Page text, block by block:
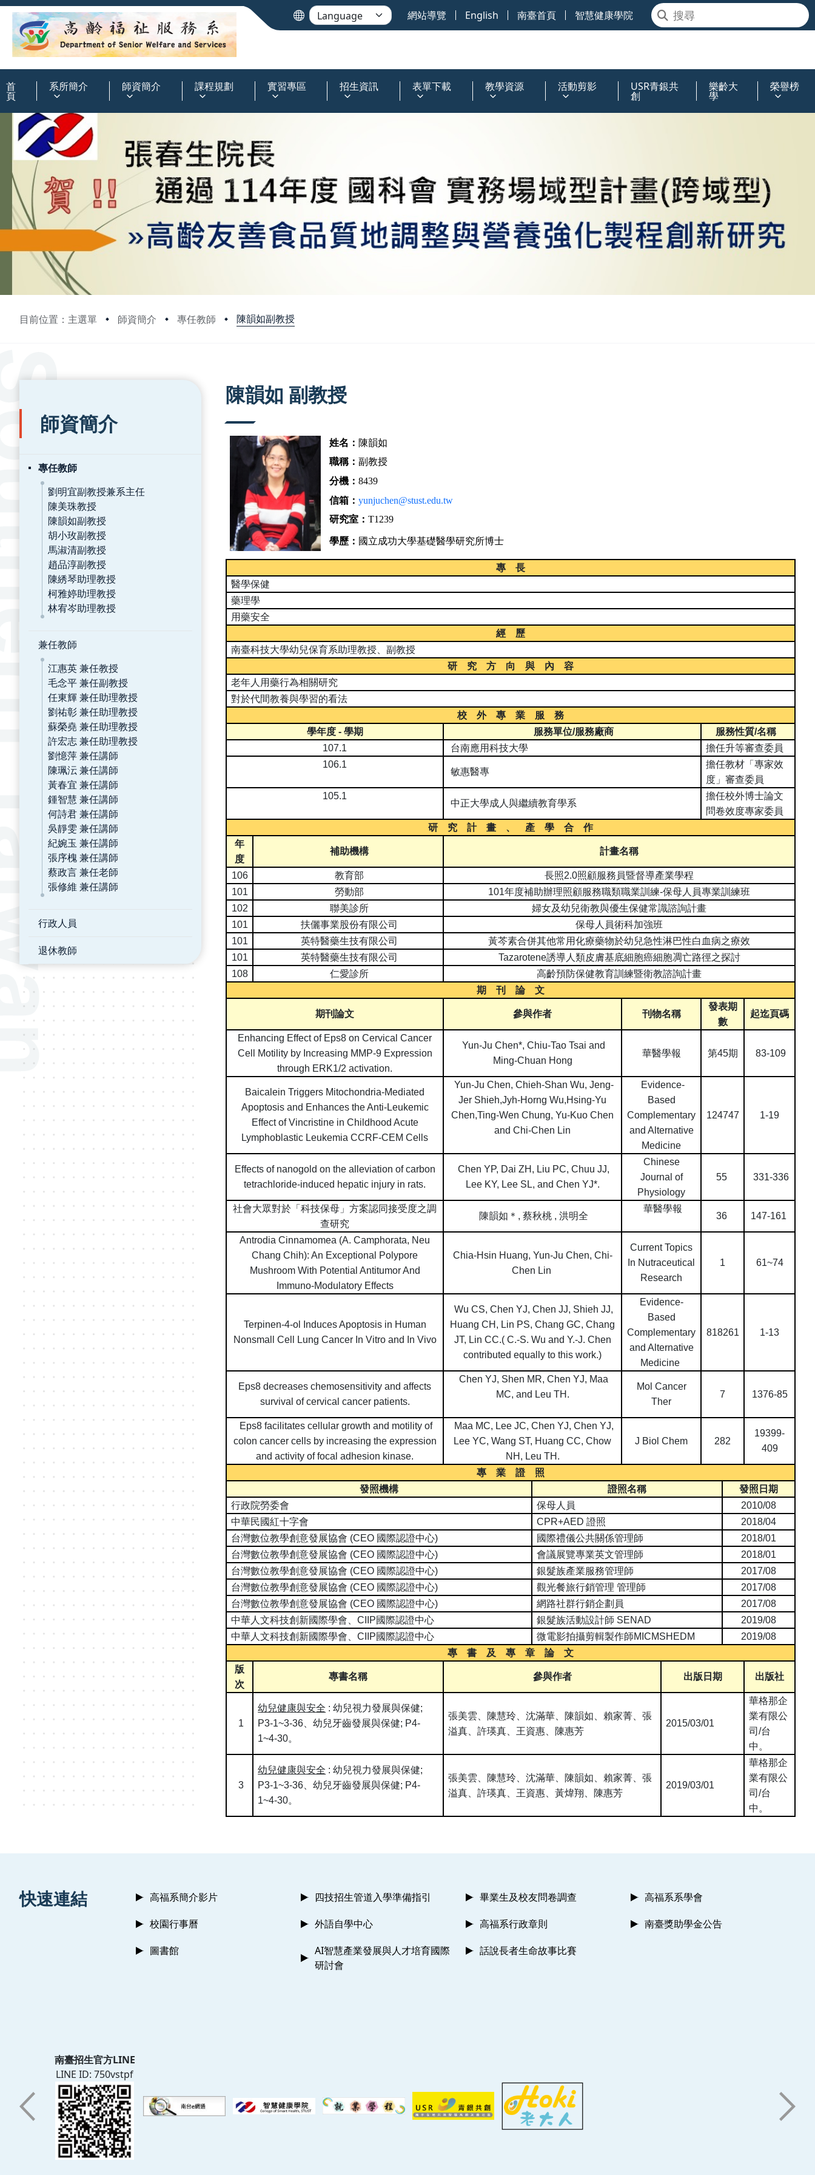
網站導覽 English 南臺首頁 智慧健康學院
首
頁
系所簡介 師資簡介 課程規劃 實習專區 招生資訊 表單下載 教學資源 活動剪影 USR青銀共
創
樂齡大
學
榮譽榜
目前位置：主選單 師資簡介 專任教師 陳韻如副教授
:::
師資簡介
專任教師
劉明宜副教授兼系主任
陳美珠教授
陳韻如副教授
胡小玫副教授
馬淑清副教授
趙品淳副教授
陳綉琴助理教授
柯雅婷助理教授
林宥岑助理教授
兼任教師
江惠英 兼任教授
毛念平 兼任副教授
任東輝 兼任助理教授
劉祐彰 兼任助理教授
蘇榮堯 兼任助理教授
許宏志 兼任助理教授
劉憶萍 兼任講師
陳珮沄 兼任講師
黃春宜 兼任講師
鍾智慧 兼任講師
何詩君 兼任講師
吳靜雯 兼任講師
紀婉玉 兼任講師
張序槐 兼任講師
蔡政言 兼任老師
張修維 兼任講師
行政人員
退休教師
陳韻如 副教授
姓名： 陳韻如
職稱：副教授
分機：8439
信箱：yunjuchen@stust.edu.tw
研究室：T1239
學歷： 國立成功大學基礎醫學研究所博士
專 長
醫學保健
藥理學
用藥安全
經 歷
南臺科技大學幼兒保育系助理教授、副教授
研 究 方 向 與 內 容
老年人用藥行為相關研究
對於代間教養與學習的看法
校 外 專 業 服 務
學年度- 學期 服務單位/服務廠商 服務性質/名稱
107.1
台南應用科技大學
擔任升等審查委員
106.1
敏惠醫專
擔任教材「專家效
度」審查委員
105.1
中正大學成人與繼續教育學系
擔任校外博士論文
問卷效度專家委員
研 究 計 畫 、 產 學 合 作
年
度
補助機構 計畫名稱
106 教育部 長照2.0照顧服務員暨督導產業學程
101
勞動部 101年度補助辦理照顧服務職類職業訓練-保母人員專業訓練班
102
聯美診所
婦女及幼兒衛教與優生保健常識諮詢計畫
101
扶儷事業股份有限公司
保母人員術科加強班
101
英特醫藥生技有限公司
黃芩素合併其他常用化療藥物於幼兒急性淋巴性白血病之療效
101
英特醫藥生技有限公司 Tazarotene誘導人類皮膚基底細胞癌細胞凋亡路徑之探討
108
仁愛診所
高齡預防保健教育訓練暨衛教諮詢計畫
期 刊 論 文
期刊論文 參與作者 刊物名稱
發表期
數
起迄頁碼
Enhancing Effect of Eps8 on Cervical Cancer
Cell Motility by Increasing MMP-9 Expression
through ERK1/2 activation.
Yun-Ju Chen*, Chiu-Tao Tsai and
Ming-Chuan Hong
華醫學報 第45期 83-109
Baicalein Triggers Mitochondria-Mediated
Apoptosis and Enhances the Anti-Leukemic
Effect of Vincristine in Childhood Acute
Lymphoblastic Leukemia CCRF-CEM Cells
Yun-Ju Chen, Chieh-Shan Wu, Jeng-
Jer Shieh,Jyh-Horng Wu,Hsing-Yu
Chen,Ting-Wen Chung, Yu-Kuo Chen
and Chi-Chen Lin
Evidence-
Based
Complementary
and Alternative
Medicine
124747 1-19
Effects of nanogold on the alleviation of carbon
tetrachloride-induced hepatic injury in rats.
Chen YP, Dai ZH, Liu PC, Chuu JJ,
Lee KY, Lee SL, and Chen YJ*.
Chinese
Journal of
Physiology
55 331-336
社會大眾對於「科技保母」方案認同接受度之調
查研究
陳韻如＊ , 蔡秋桃 , 洪明全
華醫學報
36 147-161
Antrodia Cinnamomea (A. Camphorata, Neu
Chang Chih): An Exceptional Polypore
Mushroom With Potential Antitumor And
Immuno-Modulatory Effects
Chia-Hsin Huang, Yun-Ju Chen, Chi-
Chen Lin
Current Topics
In Nutraceutical
Research
1 61~74
Terpinen-4-ol Induces Apoptosis in Human
Nonsmall Cell Lung Cancer In Vitro and In Vivo
Wu CS, Chen YJ, Chen JJ, Shieh JJ,
Huang CH, Lin PS, Chang GC, Chang
JT, Lin CC.( C.-S. Wu and Y.-J. Chen
contributed equally to this work.)
Evidence-
Based
Complementary
and Alternative
Medicine
818261 1-13
Eps8 decreases chemosensitivity and affects
survival of cervical cancer patients.
Chen YJ, Shen MR, Chen YJ, Maa
MC, and Leu TH.
Mol Cancer
Ther
7 1376-85
Eps8 facilitates cellular growth and motility of
colon cancer cells by increasing the expression
and activity of focal adhesion kinase.
Maa MC, Lee JC, Chen YJ, Chen YJ,
Lee YC, Wang ST, Huang CC, Chow
NH, Leu TH.
J Biol Chem 282
19399-
409
專 業 證 照
發照機構
證照名稱
發照日期
行政院勞委會
保母人員
2010/08
中華民國紅十字會
CPR+AED證照
2018/04
台灣數位教學創意發展協會 (CEO 國際認證中心) 國際禮儀公共關係管理師
2018/01
台灣數位教學創意發展協會 (CEO 國際認證中心) 會議展覽專業英文管理師
2018/01
台灣數位教學創意發展協會 (CEO 國際認證中心) 銀髮族產業服務管理師
2017/08
台灣數位教學創意發展協會 (CEO 國際認證中心) 觀光餐旅行銷管理 管理師
2017/08
台灣數位教學創意發展協會 (CEO 國際認證中心) 網路社群行銷企劃員
2017/08
中華人文科技創新國際學會、CIIP國際認證中心 銀髮族活動設計師 SENAD
2019/08
中華人文科技創新國際學會、CIIP國際認證中心 微電影拍攝剪輯製作師MICMSHEDM
2019/08
專 書 及 專 章 論 文
版
次
專書名稱 參與作者 出版日期 出版社
1
幼兒健康與安全 :幼兒視力發展與保健;
P3-1~3-36 、幼兒牙齒發展與保健; P4-
1~4-30。
張美雲、陳慧玲、沈滿華、陳韻如、賴家菁、張
溢真、許瑛真、王資惠、陳惠芳
2015/03/01
華格那企
業有限公
司/台
中。
3
幼兒健康與安全 :幼兒視力發展與保健;
P3-1~3-36 、幼兒牙齒發展與保健; P4-
1~4-30。
張美雲、陳慧玲、沈滿華、陳韻如、賴家菁、張
溢真、許瑛真、王資惠、黃煒翔、陳惠芳
2019/03/01
華格那企
業有限公
司/台
中。
快速連結 高福系簡介影片 四技招生管道入學準備指引 畢業生及校友問卷調查
高福系系學會
校園行事曆
外語自學中心 高福系行政章則
南臺獎助學金公告
圖書館
AI智慧產業發展與人才培育國際
研討會
話說長者生命故事比賽
南臺招生官方LINE
LINE ID: 750vstpf